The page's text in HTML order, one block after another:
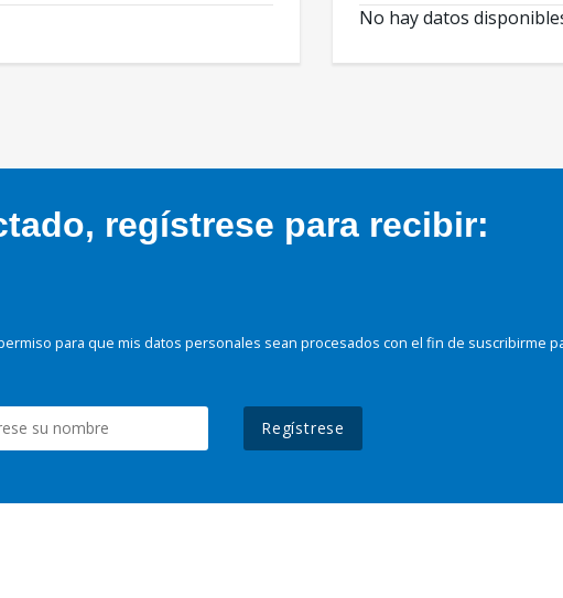
No hay datos
regístrese para recibir:
para que mis datos personales sean procesados con el fin de suscribirme
Regístrese